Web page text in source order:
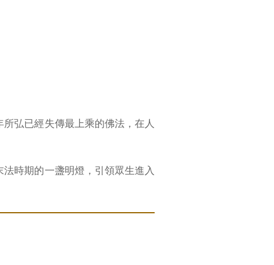
弘已經失傳最上乘的佛法，在人
時期的一盞明燈，引領眾生進入